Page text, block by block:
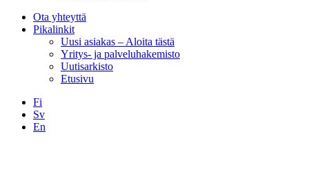
Ota yhteyttä
Pikalinkit
Uusi asiakas – Aloita tästä
Yritys- ja palveluhakemisto
Uutisarkisto
Etusivu
Fi
Sv
En